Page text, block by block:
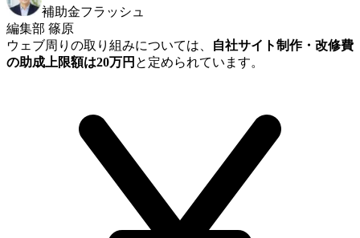
補助金フラッシュ
編集部 篠原
ウェブ周りの取り組みについては、
自社サイト制作・改修費
の助成上限額は20万円 と定められています。